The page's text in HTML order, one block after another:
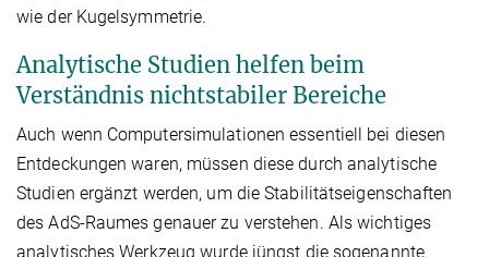
wie der Kugelsymmetrie.
Analytische Studien helfen beim
Verständnis nichtstabiler Bereiche
Auch wenn Computersimulationen essentiell bei diesen
Entdeckungen waren, müssen diese durch analytische
Studien ergänzt werden, um die Stabilitätseigenschaften
des AdS-Raumes genauer zu verstehen. Als wichtiges
analytisches Werkzeug wurde jüngst die sogenannte